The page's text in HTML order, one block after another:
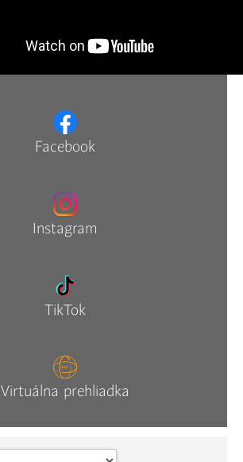
Facebook
Instagram
TikTok
Virtuálna prehliadka